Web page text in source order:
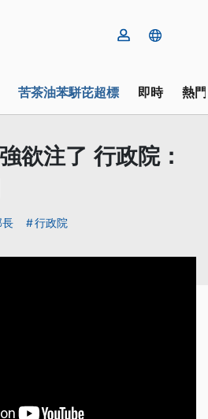
苦茶油苯駢芘超標 即時 熱
欲注了 行政院：
長 行政院